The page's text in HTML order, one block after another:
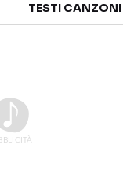
TALENT SHOW
TESTI CANZONI